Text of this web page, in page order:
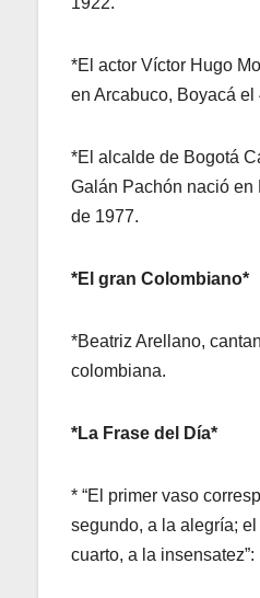
*El actor Víctor Hugo
en Arcabuco, Boyacá
*El alcalde de Bogotá
Galán Pachón nació en
de 1977.
*El gran Colombiano*
*Beatriz Arellano,
colombiana.
*La Frase del Día*
* “El primer vaso
segundo, a la alegría; el
cuarto, a la